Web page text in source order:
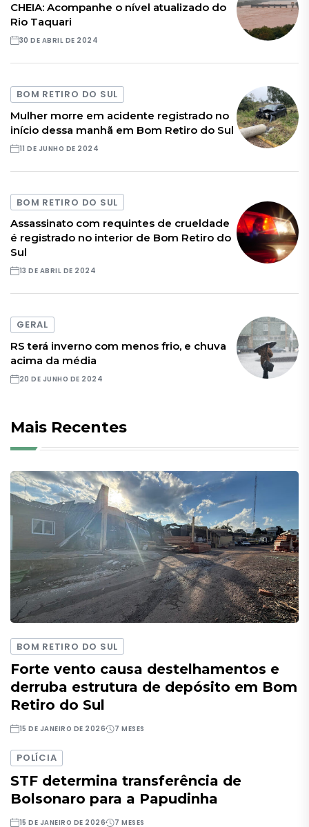
CHEIA: Acompanhe o nível atualizado do
Rio Taquari
30 DE ABRIL DE 2024
BOM RETIRO DO SUL
Mulher morre em acidente registrado no
início dessa manhã em Bom Retiro do Sul
11 DE JUNHO DE 2024
BOM RETIRO DO SUL
Assassinato com requintes de crueldade
é registrado no interior de Bom Retiro do
Sul
13 DE ABRIL DE 2024
GERAL
RS terá inverno com menos frio, e chuva
acima da média
20 DE JUNHO DE 2024
Mais Recentes
BOM RETIRO DO SUL
Forte vento causa destelhamentos e
derruba estrutura de depósito em Bom
Retiro do Sul
15 DE JANEIRO DE 2026 7 MESES
POLÍCIA
STF determina transferência de
Bolsonaro para a Papudinha
15 DE JANEIRO DE 2026 7 MESES